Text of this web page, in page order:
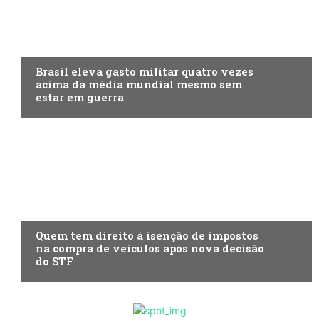
Brasil eleva gasto militar quatro vezes
acima da média mundial mesmo sem
estar em guerra
Quem tem direito à isenção de impostos
na compra de veículos após nova decisão
do STF